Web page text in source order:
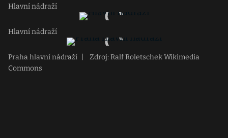
Hlavní nádraží
Hlavní nádraží
Praha hlavní nádraží
Zdroj: Ralf Roletschek Wikimedia
Commons